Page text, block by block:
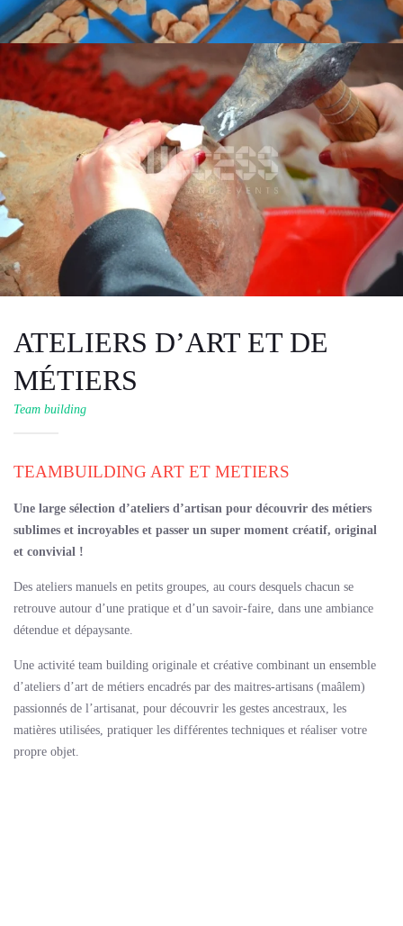
ATELIERS D’ART ET DE
MÉTIERS
Team building
TEAMBUILDING ART ET METIERS
Une large sélection d’ateliers d’artisan pour découvrir des métiers
sublimes et incroyables et passer un super moment créatif, original
et convivial !
Des ateliers manuels en petits groupes, au cours desquels chacun se
retrouve autour d’une pratique et d’un savoir-faire, dans une ambiance
détendue et dépaysante.
Une activité team building originale et créative combinant un ensemble
d’ateliers d’art de métiers encadrés par des maitres-artisans (maâlem)
passionnés de l’artisanat, pour découvrir les gestes ancestraux, les
matières utilisées, pratiquer les différentes techniques et réaliser votre
propre objet.